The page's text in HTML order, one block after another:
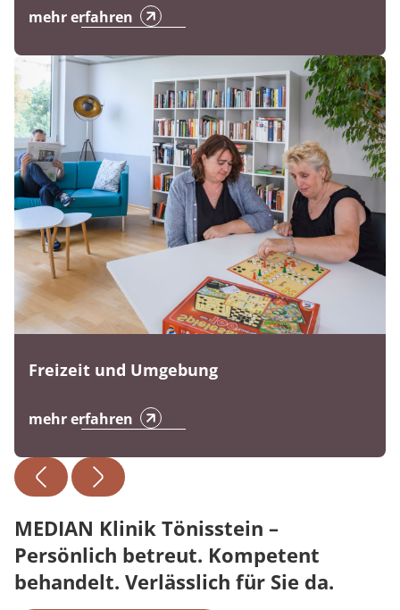
mehr erfahren
Freizeit und Umgebung
mehr erfahren
MEDIAN Klinik Tönisstein –
Persönlich betreut. Kompetent
behandelt. Verlässlich für Sie da.